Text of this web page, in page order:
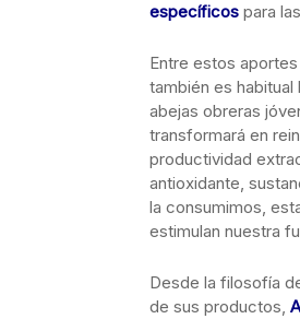
específicos para
Entre estos
también es habitual
abejas obreras
transformará en
productividad
antioxidante,
la consumimos,
estimulan nuestra
Desde la filosofía
de sus productos,